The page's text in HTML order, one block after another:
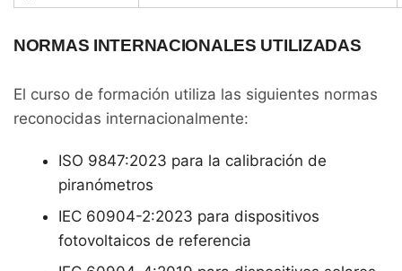
NORMAS INTERNACIONALES UTILIZADAS
El curso de formación utiliza las siguientes normas
reconocidas internacionalmente:
ISO 9847:2023 para la calibración de
piranómetros
IEC 60904-2:2023 para dispositivos
fotovoltaicos de referencia